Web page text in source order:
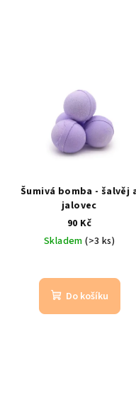
Šumivá bomba - šalvěj a
jalovec
90 Kč
Skladem(>3 ks)
Do košíku